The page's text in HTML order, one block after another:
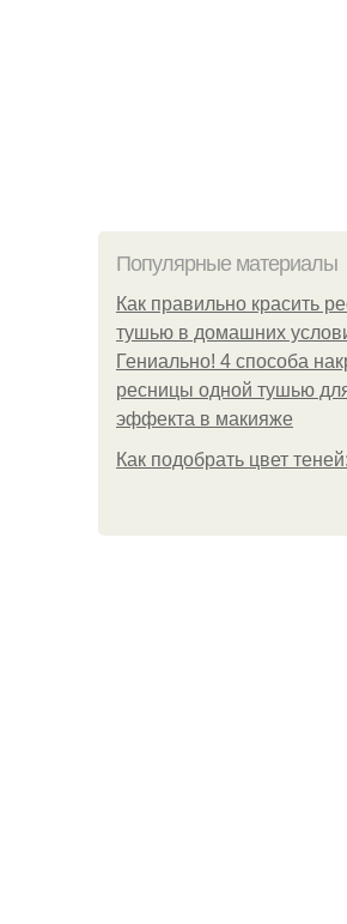
Популярные материалы
Как правильно красить
тушью в домашних
Гениально! 4 способа
ресницы одной тушью
эффекта в макияже
Как подобрать цвет теней: